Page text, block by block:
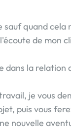
quand cela
de mon
la relation
je vous
puis vous
nouvelle